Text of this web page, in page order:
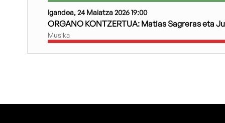
Igandea, 24 Maiatza 2026 19:00
ORGANO KONTZERTUA: Matias Sagreras eta
Musika